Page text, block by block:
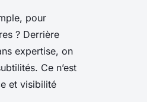
pour
? Derrière
expertise, on
Ce n’est
et visibilité